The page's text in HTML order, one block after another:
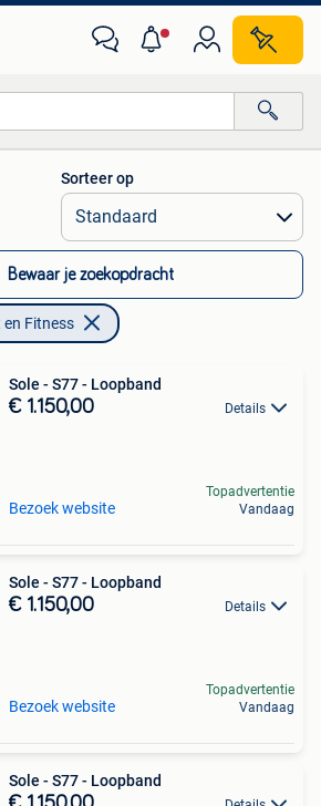
Alle afstanden…
Sorteer op
Bewaar je zoekopdracht
en Fitness
Sole - S77 - Loopband
€ 1.150,00 Details
Bezoek website
Topadvertentie
Vandaag
Sole - S77 - Loopband
€ 1.150,00 Details
Bezoek website
Topadvertentie
Vandaag
Sole - S77 - Loopband